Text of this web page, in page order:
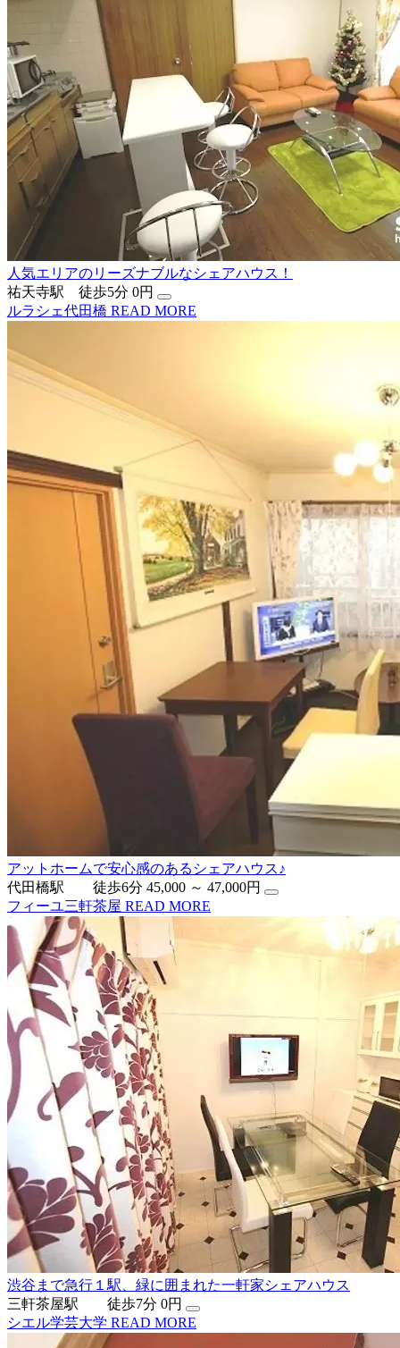
人気エリアのリーズナブルなシェアハウス！
祐天寺駅 徒歩5分 0円
ルラシェ代田橋 READ MORE
アットホームで安心感のあるシェアハウス♪
代田橋駅 徒歩6分 45,000 ～ 47,000円
フィーユ三軒茶屋 READ MORE
渋谷まで急行１駅、緑に囲まれた一軒家シェアハウス
三軒茶屋駅 徒歩7分 0円
シエル学芸大学 READ MORE